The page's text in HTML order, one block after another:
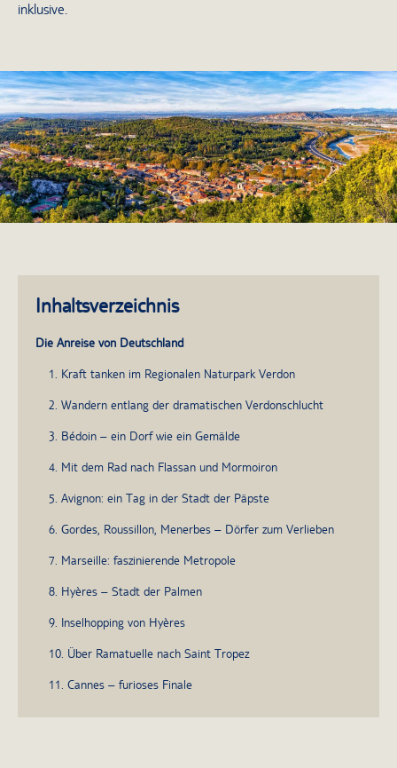
inklusive.
Inhaltsverzeichnis
Die Anreise von Deutschland
1. Kraft tanken im Regionalen Naturpark Verdon
2. Wandern entlang der dramatischen Verdonschlucht
3. Bédoin – ein Dorf wie ein Gemälde
4. Mit dem Rad nach Flassan und Mormoiron
5. Avignon: ein Tag in der Stadt der Päpste
6. Gordes, Roussillon, Menerbes – Dörfer zum Verlieben
7. Marseille: faszinierende Metropole
8. Hyères – Stadt der Palmen
9. Inselhopping von Hyères
10. Über Ramatuelle nach Saint Tropez
11. Cannes – furioses Finale